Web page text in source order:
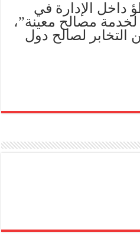
داخل الإدارة في
مصالح معينة”،
لصالح دول